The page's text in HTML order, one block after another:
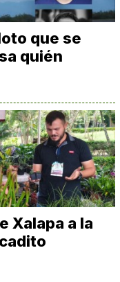
que se
quién
Xalapa a la